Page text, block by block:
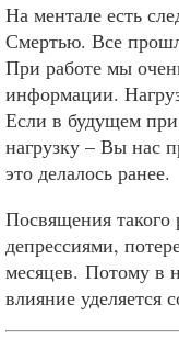
На ментале есть
Смертью. Все
При работе мы
информации.
Если в будущем при
нагрузку – Вы нас
это делалось ранее.
Посвящения
депрессиями,
месяцев. Потому в
влияние уделяется